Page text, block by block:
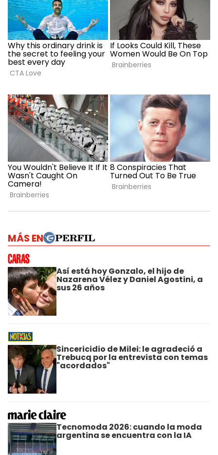
MÁS EN
Así está hoy Gonzalo, el hijo de
Nazarena Vélez y Daniel Agostini, a
sus 26 años
Sincericidio de Milei: le agradeció a
Trebucq por la entrevista con temas
"acordados"
Tecnomoda 2026: cuando la moda
argentina se encuentra con la IA